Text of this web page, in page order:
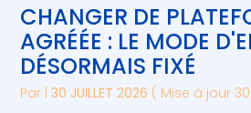
CHANGER DE
AGRÉÉE : LE MODE
DÉSORMAIS FIXÉ
Par |30 JUILLET 2026 ( Mise à jour